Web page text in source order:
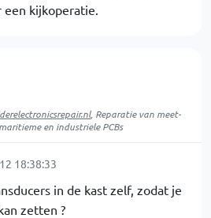
kijkoperatie.
, Reparatie van meet-
en industriele PCBs
18:38:33
in de kast zelf, zodat je
zetten ?